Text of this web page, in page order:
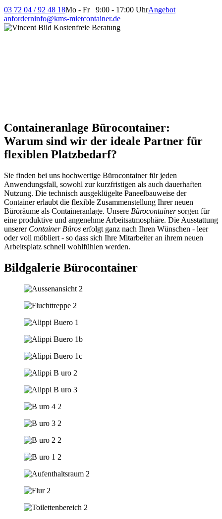
03 72 04 / 92 48 18Mo - Fr 9:00 - 17:00 UhrAngebot
anforderninfo@kms-mietcontainer.de
Containeranlage Bürocontainer:
Warum sind wir der ideale Partner für
flexiblen Platzbedarf?
Sie finden bei uns hochwertige Bürocontainer für jeden
Anwendungsfall, sowohl zur kurzfristigen als auch dauerhaften
Nutzung. Die technisch ausgeklügelte Paneelbauweise der
Container erlaubt die flexible Zusammenstellung Ihrer neuen
Büroräume als Containeranlage. Unsere Bürocontainersorgen für
eine produktive und angenehme Arbeitsatmosphäre. Die Ausstattung
unserer Container Büros erfolgt ganz nach Ihren Wünschen - leer
oder voll möbliert - so dass sich Ihre Mitarbeiter an ihrem neuen
Arbeitsplatz schnell wohlfühlen werden.
Bildgalerie Bürocontainer